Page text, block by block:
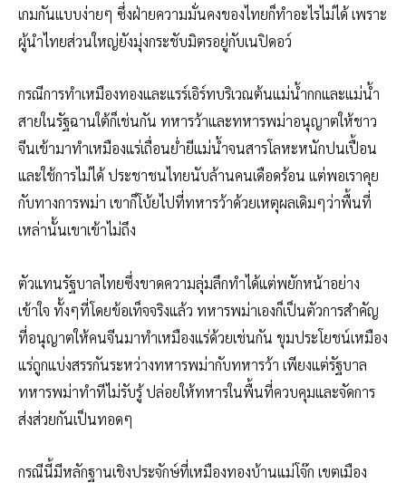
เกมกันแบบง่ายๆ ซึ่งฝ่ายความมั่นคงของไทยก็ทำอะไรไม่ได้ เพราะ
ผู้นำไทยส่วนใหญ่ยังมุ่งกระชับมิตรอยู่กับเนปิดอว์
กรณีการทำเหมืองทองและแรร์เอิร์ทบริเวณต้นแม่น้ำกกและแม่น้ำ
สายในรัฐฉานใต้ก็เช่นกัน ทหารว้าและทหารพม่าอนุญาตให้ชาว
จีนเข้ามาทำเหมืองแร่เถื่อนย่ำยีแม่น้ำจนสารโลหะหนักปนเปื้อน
และใช้การไม่ได้ ประชาชนไทยนับล้านคนเดือดร้อน แต่พอเราคุย
กับทางการพม่า เขาก็โบ้ยไปที่ทหารว้าด้วยเหตุผลเดิมๆว่าพื้นที่
เหล่านั้นเขาเข้าไม่ถึง
ตัวแทนรัฐบาลไทยซึ่งขาดความลุ่มลึกทำได้แต่พยักหน้าอย่าง
เข้าใจ ทั้งๆที่โดยข้อเท็จจริงแล้ว ทหารพม่าเองก็เป็นตัวการสำคัญ
ที่อนุญาตให้คนจีนมาทำเหมืองแร่ด้วยเช่นกัน ขุมประโยชน์เหมือง
แร่ถูกแบ่งสรรกันระหว่างทหารพม่ากับทหารว้า เพียงแต่รัฐบาล
ทหารพม่าทำทีไม่รับรู้ ปล่อยให้ทหารในพื้นที่ควบคุมและจัดการ
ส่งส่วยกันเป็นทอดๆ
กรณีนี้มีหลักฐานเชิงประจักษ์ที่เหมืองทองบ้านแม่โจ๊ก เขตเมือง